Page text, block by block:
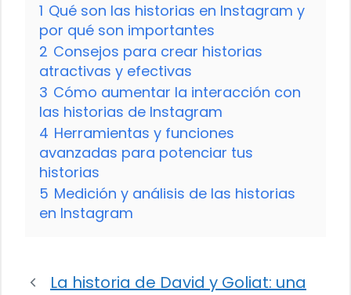
1 Qué son las historias en Instagram y
por qué son importantes
2 Consejos para crear historias
atractivas y efectivas
3 Cómo aumentar la interacción con
las historias de Instagram
4 Herramientas y funciones
avanzadas para potenciar tus
historias
5 Medición y análisis de las historias
en Instagram
La historia de David y Goliat: una